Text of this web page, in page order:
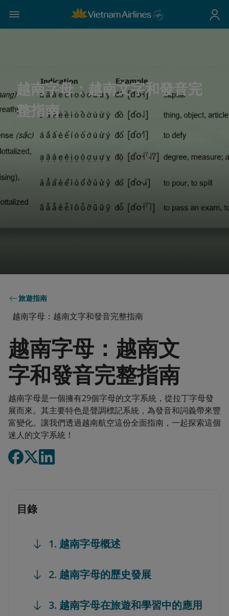
越南字母：越南文字和發音完
整指南
旅遊指南
越南字母：越南文字和發音完整指南
越南字母：越南文
字和發音完整指南
越南字母是一個擁有29個字母的文字系統，從拉丁字母發
展而來。其主要特色是聲調標記系統，為發音和詞義帶來豐
富變化。讓我們透過越南航空這份全面指南，一起探索這個
迷人的文字系統！
目錄
1. 越南字母概述
2. 越南字母的歷史發展
3. 越南字母在旅遊和學習中的應用